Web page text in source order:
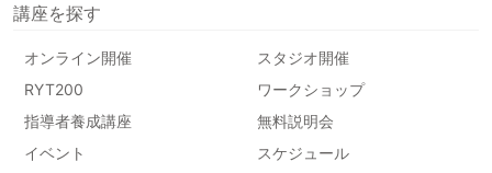
講座を探す
オンライン開催
スタジオ開催
RYT200
ワークショップ
指導者養成講座
無料説明会
イベント
スケジュール